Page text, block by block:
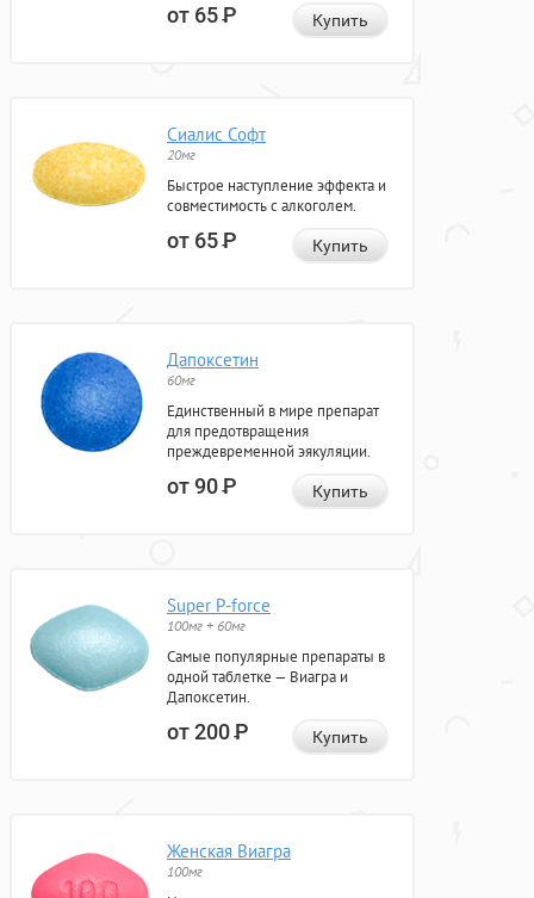
от 65Р Купить
Сиалис Софт
20мг
Быстрое наступление эффекта и
совместимость с алкоголем.
от 65Р Купить
Дапоксетин
60мг
Единственный в мире препарат
для предотвращения
преждевременной эякуляции.
от 90Р Купить
Super P-force
100мг + 60мг
Самые популярные препараты в
одной таблетке — Виагра и
Дапоксетин.
от 200Р Купить
Женская Виагра
100мг